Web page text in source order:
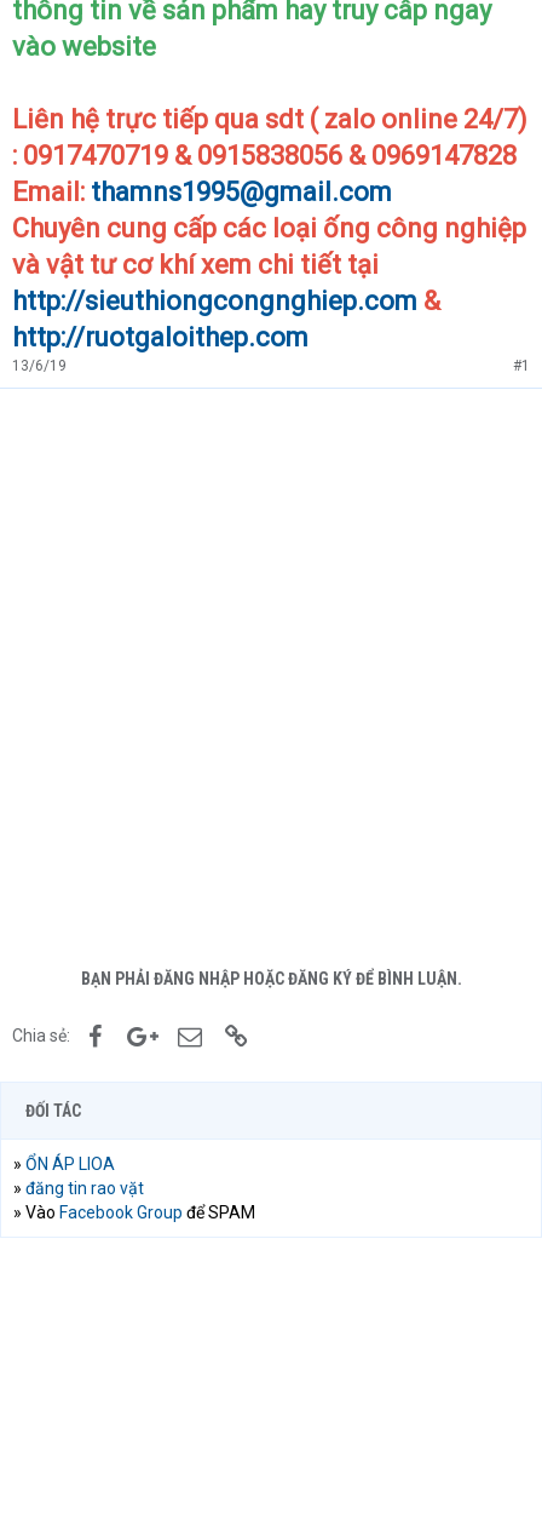
thông tin về sản phẩm hay truy câp ngay
vào website
Liên hệ trực tiếp qua sdt ( zalo online 24/7)
: 0917470719 & 0915838056 & 0969147828
Email: thamns1995@gmail.com
Chuyên cung cấp các loại ống công nghiệp
và vật tư cơ khí xem chi tiết tại
http://sieuthiongcongnghiep.com &
http://ruotgaloithep.com
13/6/19 #1
BẠN PHẢI ĐĂNG NHẬP HOẶC ĐĂNG KÝ ĐỂ BÌNH LUẬN.
Chia sẻ: FacebookGoogle+Email
ĐỐI TÁC
» ỔN ÁP LIOA
» đăng tin rao vặt
» Vào Facebook Group để SPAM